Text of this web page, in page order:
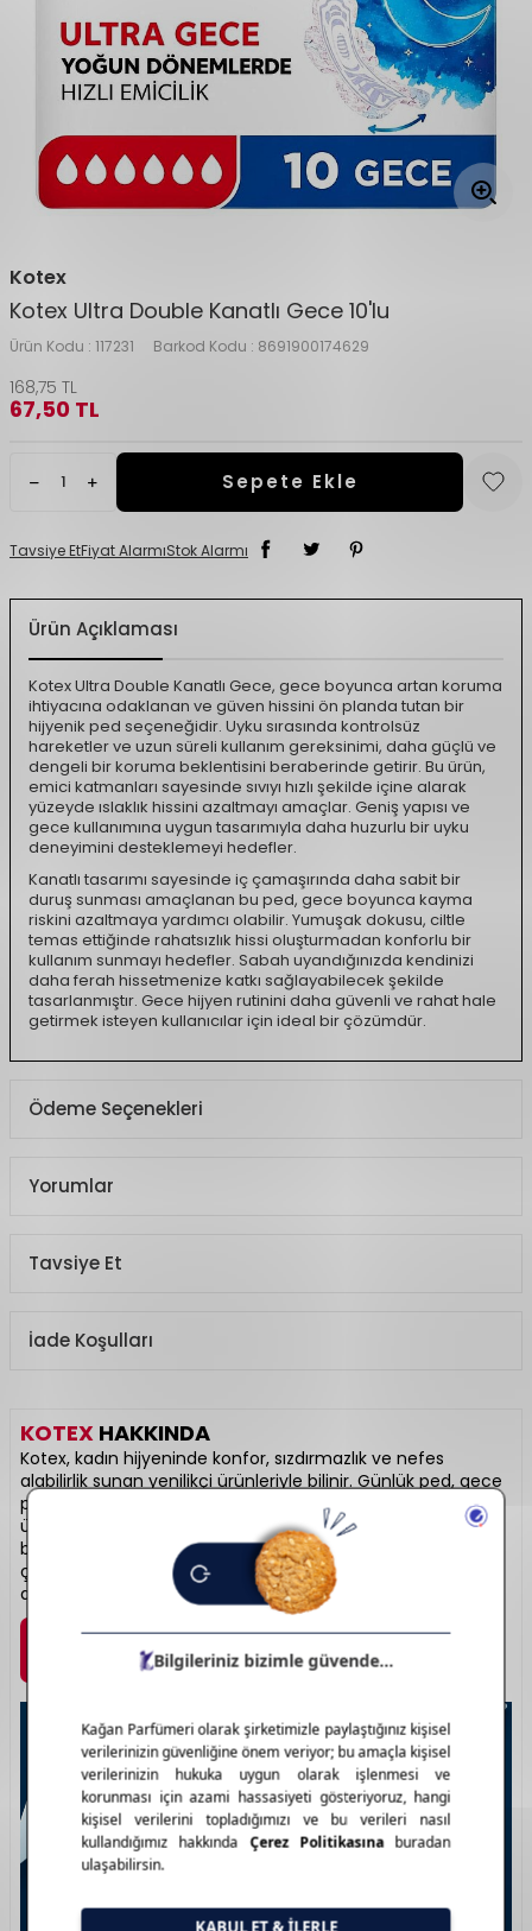
Kotex
Kotex Ultra Double Kanatlı Gece 10'lu
Ürün Kodu : 117231 Barkod Kodu : 8691900174629
168,75 TL
67,50 TL
Sepete Ekle
Tavsiye EtFiyat AlarmıStok Alarmı
Ürün Açıklaması
Kotex Ultra Double Kanatlı Gece, gece boyunca artan koruma
ihtiyacına odaklanan ve güven hissini ön planda tutan bir
hijyenik ped seçeneğidir. Uyku sırasında kontrolsüz
hareketler ve uzun süreli kullanım gereksinimi, daha güçlü ve
dengeli bir koruma beklentisini beraberinde getirir. Bu ürün,
emici katmanları sayesinde sıvıyı hızlı şekilde içine alarak
yüzeyde ıslaklık hissini azaltmayı amaçlar. Geniş yapısı ve
gece kullanımına uygun tasarımıyla daha huzurlu bir uyku
deneyimini desteklemeyi hedefler.
Kanatlı tasarımı sayesinde iç çamaşırında daha sabit bir
duruş sunması amaçlanan bu ped, gece boyunca kayma
riskini azaltmaya yardımcı olabilir. Yumuşak dokusu, ciltle
temas ettiğinde rahatsızlık hissi oluşturmadan konforlu bir
kullanım sunmayı hedefler. Sabah uyandığınızda kendinizi
daha ferah hissetmenize katkı sağlayabilecek şekilde
tasarlanmıştır. Gece hijyen rutinini daha güvenli ve rahat hale
getirmek isteyen kullanıcılar için ideal bir çözümdür.
Ödeme Seçenekleri
Yorumlar
Tavsiye Et
İade Koşulları
KOTEX HAKKINDA
Kotex, kadın hijyeninde konfor, sızdırmazlık ve nefes
alabilirlik sunan yenilikçi ürünleriyle bilinir. Günlük ped, gece
pedi ve tampon seçenekleriyle farklı ihtiyaçlara çözüm
üretir. Hareket özgürlüğünü destekleyen ince yapısı ile gün
boyu rahatlık sağlar. Kadınların hassas dönemlerinde en
çok güvendiği markalardan biridir. Hijyenik günlerin
destekçisi: Kotex.
Marka Detayı